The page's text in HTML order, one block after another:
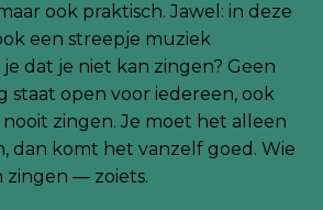
ook praktisch. Jawel: in deze
een streepje muziek
dat je niet kan zingen? Geen
staat open voor iedereen, ook
zingen. Je moet het alleen
dan komt het vanzelf goed. Wie
zingen — zoiets.